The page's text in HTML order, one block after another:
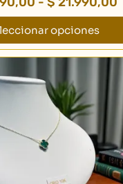
opciones